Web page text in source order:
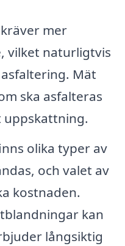
mer
vilket naturligtvis
Mät
ska asfalteras
olika typer av
och valet av
kostnaden.
kan
långsiktig